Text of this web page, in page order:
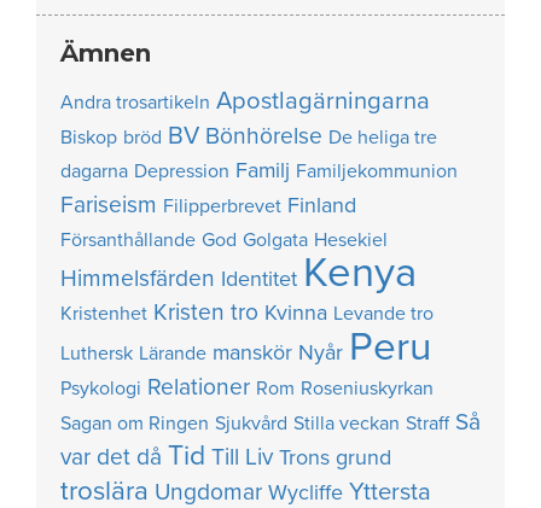
Ämnen
Andra trosartikeln Apostlagärningarna
Biskop bröd BV Bönhörelse De heliga tre
dagarna Depression Familj Familjekommunion
Fariseism Filipperbrevet Finland
Försanthållande God Golgata Hesekiel
Himmelsfärden Identitet Kenya
Kristenhet Kristen tro Kvinna Levande tro
Luthersk Lärande manskör Nyår Peru
Psykologi Relationer Rom Roseniuskyrkan
Sagan om Ringen Sjukvård Stilla veckan Straff Så
var det då Tid Till Liv Trons grund
troslära Ungdomar Wycliffe Yttersta